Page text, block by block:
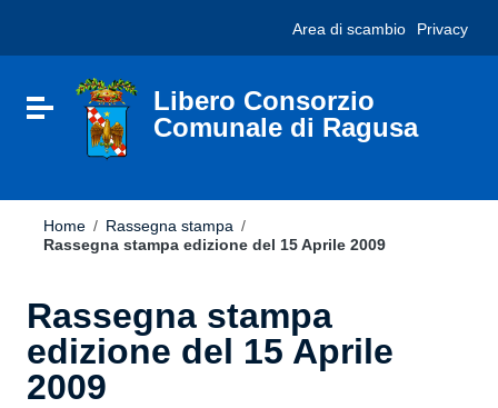
sito
include
Vai al footer
Area di scambio Privacy
Attiva / disattiva la navigazione
Libero Consorzio
Comunale di Ragusa
Home / Rassegna stampa /
Rassegna stampa edizione del 15 Aprile 2009
Rassegna stampa
edizione del 15 Aprile
2009